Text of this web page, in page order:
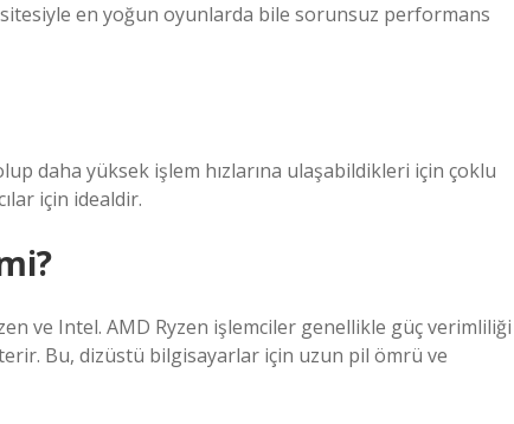
en yoğun oyunlarda bile sorunsuz performans
daha yüksek işlem hızlarına ulaşabildikleri için çoklu
için idealdir.
ve Intel. AMD Ryzen işlemciler genellikle güç verimliliği
Bu, dizüstü bilgisayarlar için uzun pil ömrü ve